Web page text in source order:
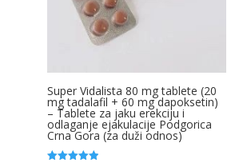
Super Vidalista 80 mg tablete (20
mg tadalafil + 60 mg dapoksetin)
– Tablete za jaku erekciju i
odlaganje ejakulacije Podgorica
Crna Gora (za duži odnos)